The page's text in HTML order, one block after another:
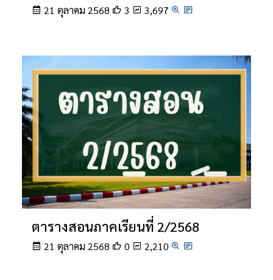
21 ตุลาคม 2568 3 3,697
ตารางสอนภาคเรียนที่ 2/2568
21 ตุลาคม 2568 0 2,210